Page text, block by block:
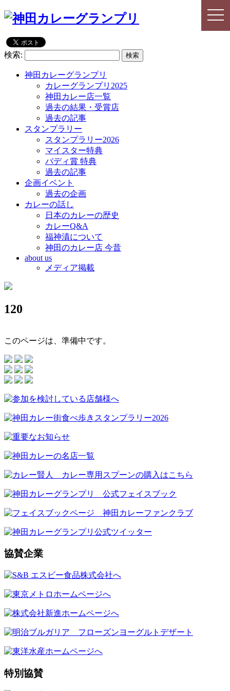
検索:
神田カレーグランプリ
カレーグランプリ2025
神田カレー店一覧
過去の結果・受賞店
過去の記事
スタンプラリー
スタンプラリー2026
マイスター特典
バディ賞 特典
過去の記事
企画イベント
過去の企画
カレーの話し
日本のカレーの歴史
カレーQ&A
福神漬について
神田のカレー店 今昔
about us
メディア掲載
120
このページは、準備中です。
協賛企業
特別協賛